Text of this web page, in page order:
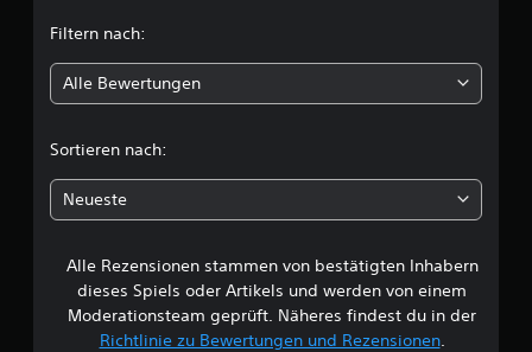
l
i
h
e
B
e
Filtern nach:
Alle Bewertungen
Sortieren nach:
Neueste
Alle Rezensionen stammen von bestätigten Inhabern
dieses Spiels oder Artikels und werden von einem
Moderationsteam geprüft. Näheres findest du in der
Richtlinie zu Bewertungen und Rezensionen.